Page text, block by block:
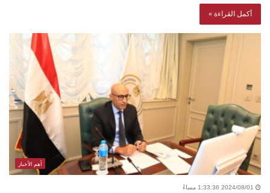
أكمل القراءة »
أهم الأخبار
2024/08/01 1:33:36 مساءً